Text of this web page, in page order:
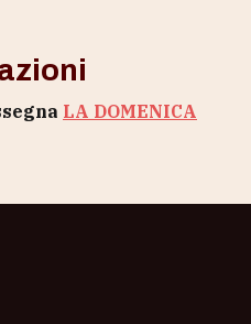
LA DOMENICA